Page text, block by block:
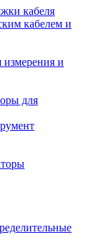
кабеля
кабелем и
измерения и
для